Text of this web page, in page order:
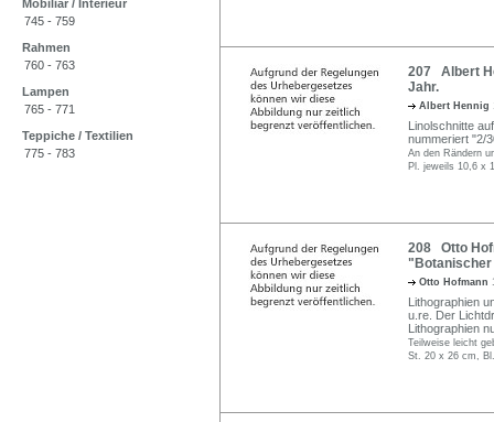
Mobiliar / Interieur
745 - 759
Rahmen
760 - 763
Lampen
765 - 771
Teppiche / Textilien
775 - 783
207 Albert
Jahr.
Albert Hennig
Linolschnitte
nummeriert "2/
An den Rändern
Pl. jeweils 10,6 x
208 Otto
"Botanischer
Otto Hofmann
Lithographien
u.re. Der
Lithographien
Teilweise leicht
St. 20 x 26 cm,